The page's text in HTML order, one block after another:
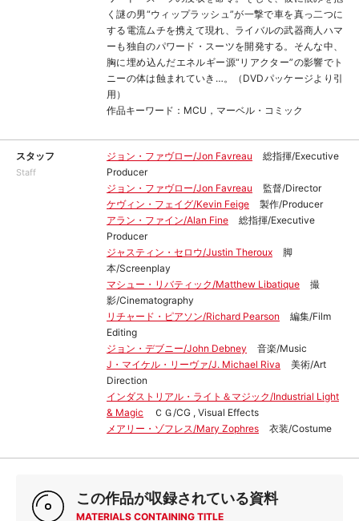
く謎の男“ウィップラッシュ”が一撃で車を真っ二つに
する電流ムチを携えて現れ、ライバルの武器商人ハマ
ーも独自のパワード・スーツを開発する。そんな中、
胸に埋め込んだエネルギー源“リアクター”の影響でト
ニーの体は蝕まれていき…。（DVDパッケージより引
用）
作品キーワード：MCU，マーベル・コミック
スタッフ
Staff
ジョン・ファヴロー/Jon Favreau
総指揮/Executive
Producer
ジョン・ファヴロー/Jon Favreau
監督/Director
ケヴィン・フェイグ/Kevin Feige
製作/Producer
アラン・ファイン/Alan Fine
総指揮/Executive
Producer
ジャスティン・セロウ/Justin Theroux
脚
本/Screenplay
マシュー・リバティック/Matthew Libatique
撮
影/Cinematography
リチャード・ピアソン/Richard Pearson
編集/Film
Editing
ジョン・デブニー/John Debney
音楽/Music
J・マイケル・リーヴァ/J. Michael Riva
美術/Art
Direction
インダストリアル・ライト＆マジック/Industrial Light
& Magic
ＣＧ/CG , Visual Effects
メアリー・ゾフレス/Mary Zophres
衣装/Costume
この作品が収録されている資料
MATERIALS CONTAINING TITLE